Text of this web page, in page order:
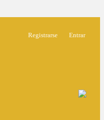
Registrarse Entrar